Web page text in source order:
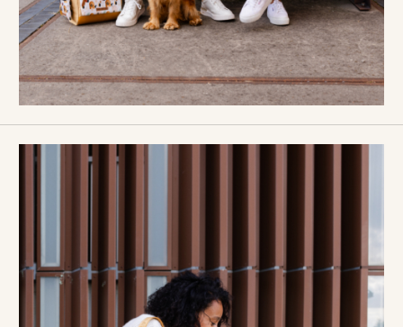
Nos réalisations
Nos réalisations